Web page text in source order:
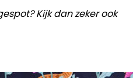
Kijk dan zeker ook